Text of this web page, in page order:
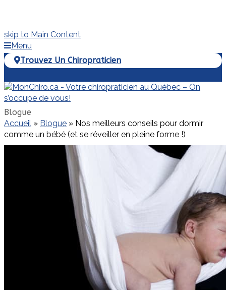
skip to Main Content
Menu
Trouvez Un Chiropraticien
Blogue
Accueil » Blogue » Nos meilleurs conseils pour dormir
comme un bébé (et se réveiller en pleine forme !)